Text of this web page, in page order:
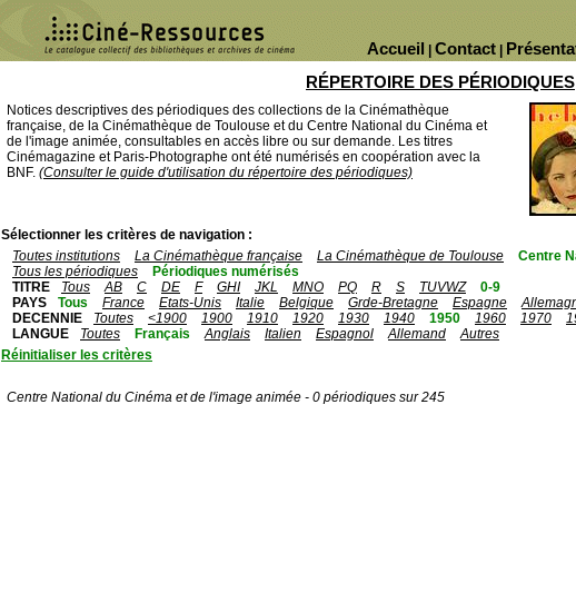
Contact
Accueil
RÉPERTOIRE DES PÉRIODIQUES
Notices descriptives des périodiques des collections de la Cinémathèque
française, de la Cinémathèque de Toulouse et du Centre National du Cinéma et
de l'image animée, consultables en accès libre ou sur demande. Les titres
Cinémagazine et Paris-Photographe ont été numérisés en coopération avec la
BNF. (Consulter le guide d'utilisation du répertoire des périodiques)
Sélectionner les critères de navigation :
Toutes institutions
La Cinémathèque française La Cinémathèque de Toulouse
Centre
Tous les périodiques
Périodiques numérisés
TITRE
Tous AB C DE F GHI JKL MNO PQ R S TUVWZ
0-9
PAYS
Tous France Etats-Unis Italie Belgique Grde-Bretagne Espagne
DECENNIE
Toutes <1900 1900 1910 1920 1930 1940 1950 1960 1970
LANGUE
Toutes Français Anglais Italien Espagnol Allemand
Autres
Réinitialiser les critères
Centre National du Cinéma et de l'image animée - 0 périodiques sur 245